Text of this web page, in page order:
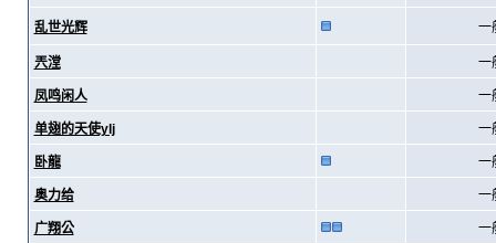
乱世光辉 一
兲漟 一
凤鸣闲人 一
单翅的天使ylj 一
卧龍 一
奥力给 一
广翔公
一